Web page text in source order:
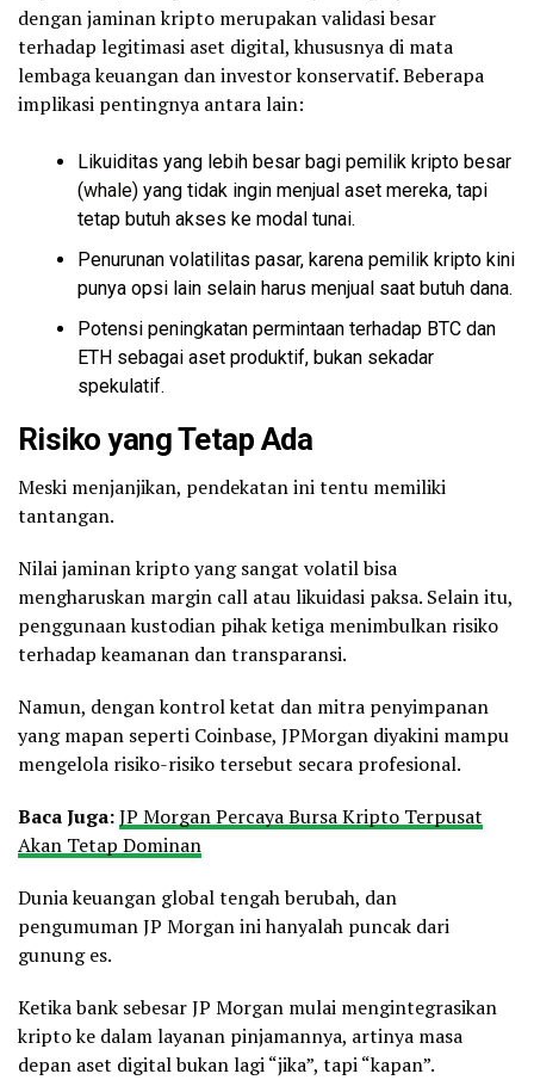
dengan jaminan kripto merupakan validasi besar
terhadap legitimasi aset digital, khususnya di mata
lembaga keuangan dan investor konservatif. Beberapa
implikasi pentingnya antara lain:
Likuiditas yang lebih besar bagi pemilik kripto besar
(whale) yang tidak ingin menjual aset mereka, tapi
tetap butuh akses ke modal tunai.
Penurunan volatilitas pasar, karena pemilik kripto kini
punya opsi lain selain harus menjual saat butuh dana.
Potensi peningkatan permintaan terhadap BTC dan
ETH sebagai aset produktif, bukan sekadar
spekulatif.
Risiko yang Tetap Ada
Meski menjanjikan, pendekatan ini tentu memiliki
tantangan.
Nilai jaminan kripto yang sangat volatil bisa
mengharuskan margin call atau likuidasi paksa. Selain itu,
penggunaan kustodian pihak ketiga menimbulkan risiko
terhadap keamanan dan transparansi.
Namun, dengan kontrol ketat dan mitra penyimpanan
yang mapan seperti Coinbase, JPMorgan diyakini mampu
mengelola risiko-risiko tersebut secara profesional.
Baca Juga:JP Morgan Percaya Bursa Kripto Terpusat
Akan Tetap Dominan
Dunia keuangan global tengah berubah, dan
pengumuman JP Morgan ini hanyalah puncak dari
gunung es.
Ketika bank sebesar JP Morgan mulai mengintegrasikan
kripto ke dalam layanan pinjamannya, artinya masa
depan aset digital bukan lagi “jika”, tapi “kapan”.